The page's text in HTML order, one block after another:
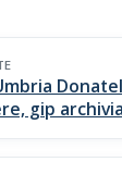
di
vi
di
gip